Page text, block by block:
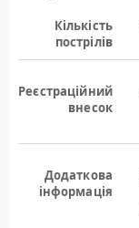
Кількість
пострілів
Реєстраційний
внесок
Додаткова
інформація